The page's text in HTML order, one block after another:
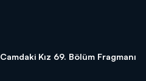
Camdaki Kız 69. Bölüm Fragmanı